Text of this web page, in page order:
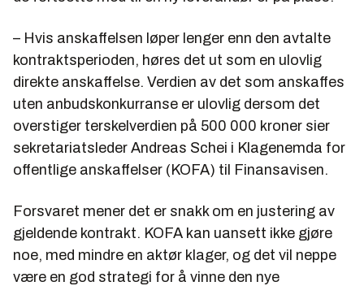
– Hvis anskaffelsen løper lenger enn den avtalte
kontraktsperioden, høres det ut som en ulovlig
direkte anskaffelse. Verdien av det som anskaffes
uten anbudskonkurranse er ulovlig dersom det
overstiger terskelverdien på 500 000 kroner sier
sekretariatsleder Andreas Schei i Klagenemda for
offentlige anskaffelser (KOFA) til Finansavisen.
Forsvaret mener det er snakk om en justering av
gjeldende kontrakt. KOFA kan uansett ikke gjøre
noe, med mindre en aktør klager, og det vil neppe
være en god strategi for å vinne den nye